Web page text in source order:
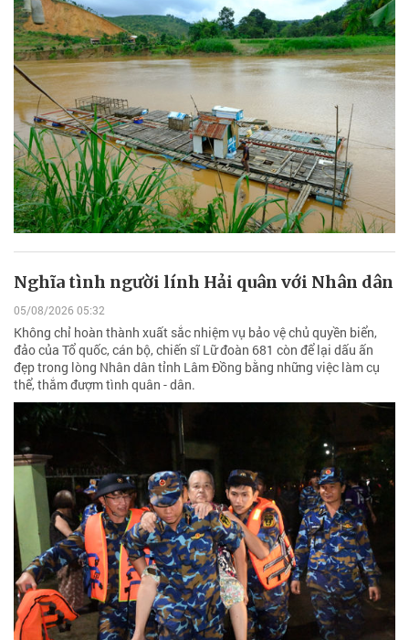
Nghĩa tình người lính Hải quân với Nhân dân
05/08/2026 05:32
Không chỉ hoàn thành xuất sắc nhiệm vụ bảo vệ chủ quyền biển,
đảo của Tổ quốc, cán bộ, chiến sĩ Lữ đoàn 681 còn để lại dấu ấn
đẹp trong lòng Nhân dân tỉnh Lâm Đồng bằng những việc làm cụ
thể, thắm đượm tình quân - dân.